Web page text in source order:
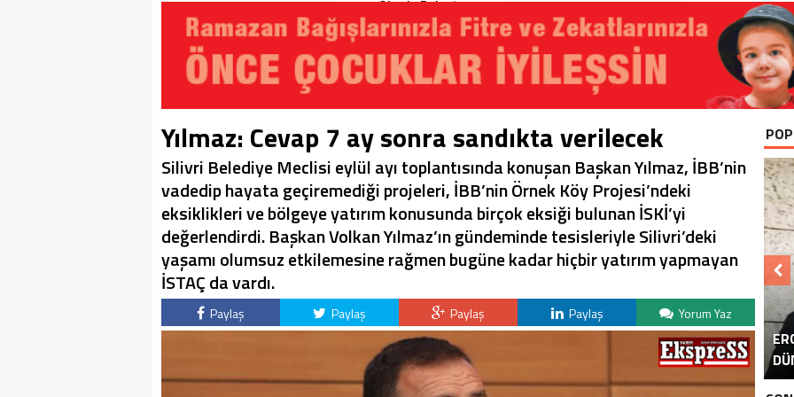
Okurla Buluştu
Yılmaz: Cevap 7 ay sonra sandıkta verilecek
Silivri Belediye Meclisi eylül ayı toplantısında konuşan Başkan Yılmaz, İBB’nin
vadedip hayata geçiremediği projeleri, İBB’nin Örnek Köy Projesi’ndeki
eksiklikleri ve bölgeye yatırım konusunda birçok eksiği bulunan İSKİ’yi
değerlendirdi. Başkan Volkan Yılmaz’ın gündeminde tesisleriyle Silivri’deki
yaşamı olumsuz etkilemesine rağmen bugüne kadar hiçbir yatırım yapmayan
İSTAÇ da vardı.
Paylaş Paylaş Paylaş Paylaş Yorum Yaz